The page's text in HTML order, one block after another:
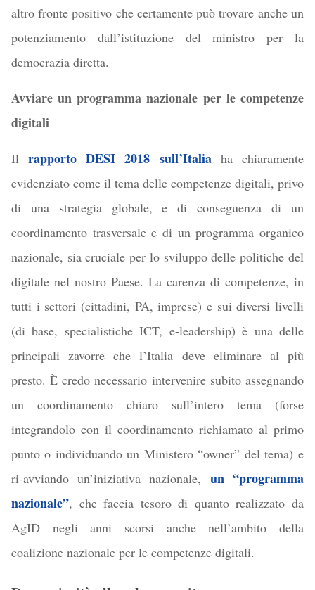
altro fronte positivo che certamente può trovare anche un
potenziamento dall’istituzione del ministro per la
democrazia diretta.
Avviare un programma nazionale per le competenze
digitali
IlrapportoDESI 2018 sull’Italiaha chiaramente
evidenziato come il tema delle competenze digitali, privo
di una strategia globale, e di conseguenza di un
coordinamento trasversale e di un programma organico
nazionale, sia cruciale per lo sviluppo delle politiche del
digitale nel nostro Paese. La carenza di competenze, in
tutti i settori (cittadini, PA, imprese) e sui diversi livelli
(di base, specialistiche ICT, e-leadership) è una delle
principali zavorre che l’Italia deve eliminare al più
presto. È credo necessario intervenire subito assegnando
un coordinamento chiaro sull’intero tema (forse
integrandolo con il coordinamento richiamato al primo
punto o individuando un Ministero “owner” del tema) e
ri-avviando un’iniziativa nazionale, un “programma
nazionale”, che faccia tesoro di quanto realizzato da
AgID negli anni scorsi anche nell’ambito della
coalizione nazionale per le competenze digitali.